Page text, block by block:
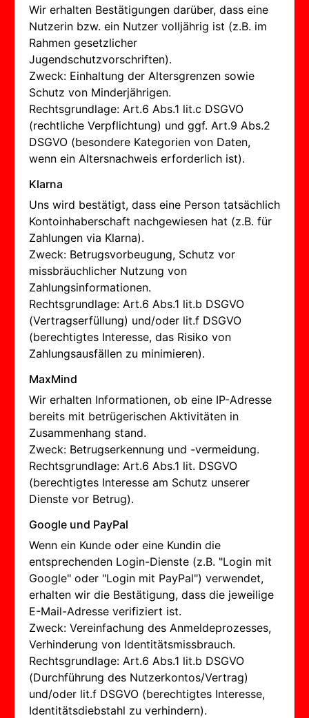
Wir erhalten Bestätigungen darüber, dass eine
Nutzerin bzw. ein Nutzer volljährig ist (z.B. im
Rahmen gesetzlicher
Jugendschutzvorschriften).
Zweck: Einhaltung der Altersgrenzen sowie
Schutz von Minderjährigen.
Rechtsgrundlage: Art.6 Abs.1 lit.c DSGVO
(rechtliche Verpflichtung) und ggf. Art.9 Abs.2
DSGVO (besondere Kategorien von Daten,
wenn ein Altersnachweis erforderlich ist).
Klarna
Uns wird bestätigt, dass eine Person tatsächlich
Kontoinhaberschaft nachgewiesen hat (z.B. für
Zahlungen via Klarna).
Zweck: Betrugsvorbeugung, Schutz vor
missbräuchlicher Nutzung von
Zahlungsinformationen.
Rechtsgrundlage: Art.6 Abs.1 lit.b DSGVO
(Vertragserfüllung) und/oder lit.f DSGVO
(berechtigtes Interesse, das Risiko von
Zahlungsausfällen zu minimieren).
MaxMind
Wir erhalten Informationen, ob eine IP-Adresse
bereits mit betrügerischen Aktivitäten in
Zusammenhang stand.
Zweck: Betrugserkennung und -vermeidung.
Rechtsgrundlage: Art.6 Abs.1 lit. DSGVO
(berechtigtes Interesse am Schutz unserer
Dienste vor Betrug).
Google und PayPal
Wenn ein Kunde oder eine Kundin die
entsprechenden Login-Dienste (z.B. "Login mit
Google" oder "Login mit PayPal") verwendet,
erhalten wir die Bestätigung, dass die jeweilige
E-Mail-Adresse verifiziert ist.
Zweck: Vereinfachung des Anmeldeprozesses,
Verhinderung von Identitätsmissbrauch.
Rechtsgrundlage: Art.6 Abs.1 lit.b DSGVO
(Durchführung des Nutzerkontos/Vertrag)
und/oder lit.f DSGVO (berechtigtes Interesse,
Identitätsdiebstahl zu verhindern).